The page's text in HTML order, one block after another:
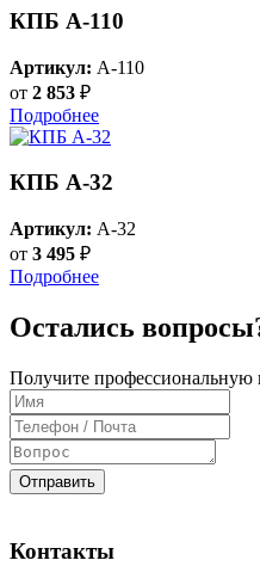
КПБ A-110
Артикул: A-110
от 2 853 ₽
Подробнее
КПБ A-32
Артикул: A-32
от 3 495 ₽
Подробнее
Остались
Получите профессиональную
Отправить
Контакты